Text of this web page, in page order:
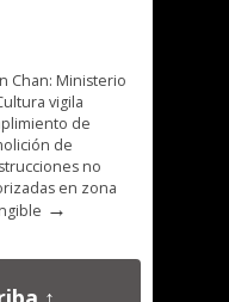
Chan: Ministerio
vigila
de
de
no
en zona
→